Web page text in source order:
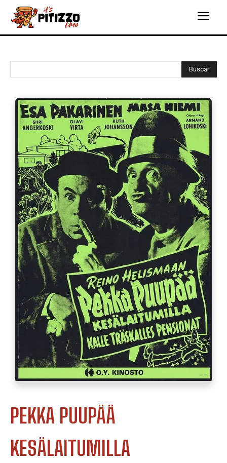
Buscar
PEKKA PUUPÄÄ
KESÄLAITUMILLA